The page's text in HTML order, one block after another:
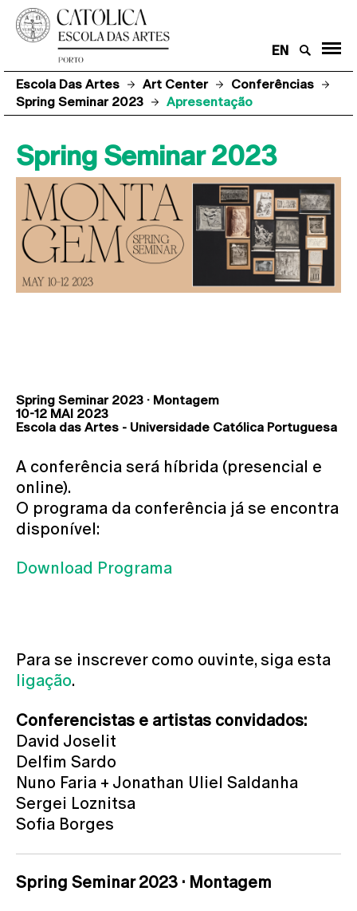
EN
Escola Das Artes Art Center
Conferências
Spring Seminar 2023
Apresentação
Spring Seminar 2023
Spring Seminar 2023 · Montagem
10-12 MAI 2023
Escola das Artes - Universidade Católica Portuguesa
A conferência será híbrida (presencial e
online).
O programa da conferência já se encontra
disponível:
Download Programa
Para se inscrever como ouvinte, siga esta
ligação.
Conferencistas e artistas convidados:
David Joselit
Delfim Sardo
Nuno Faria + Jonathan Uliel Saldanha
Sergei Loznitsa
Sofia Borges
Spring Seminar 2023 · Montagem